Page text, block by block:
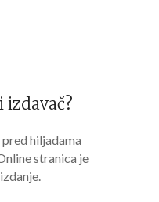
izdavač?
hiljadama
stranica je